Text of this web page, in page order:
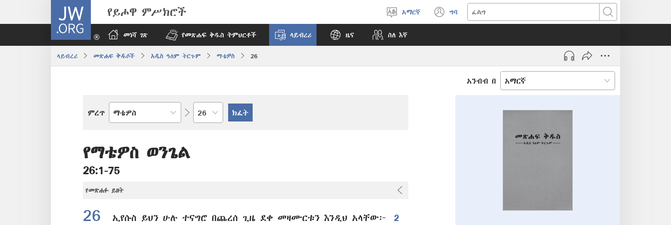
JW.ORG የይሖዋ ምሥክሮች
ቋንቋ
አማርኛ ግባ
(አዲስ
ፈልግ
መነሻ ገጽ የመጽሐፍ ቅዱስ ትምህርቶች ላይብረሪ ዜና ስለ እኛ
ላይብረሪ መጽሐፍ ቅዱሶች አዲስ ዓለም ትርጉም ማቴዎስ 26
አንብብ በ
ምረጥ
የመጽሐፍ
በምዕራፍ
የማቴዎስ ወንጌል
26:1-75
የመጽሐፉ ይዘት
26 ኢየሱስ ይህን ሁሉ ተናግሮ በጨረሰ ጊዜ ደቀ መዛሙርቱን እንዲህ አላቸው፦
2